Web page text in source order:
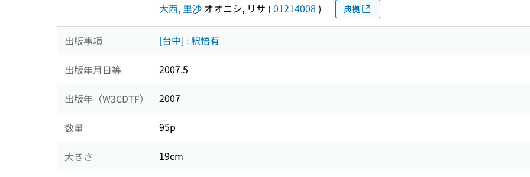
大西, 里沙 オオニシ, リサ (01214008 ) 典拠
出版事項 [台中] : 釈悟有
出版年月日等 2007.5
出版年（W3CDTF） 2007
数量 95p
大きさ 19cm